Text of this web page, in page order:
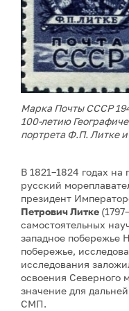
Марка Почты СССР
100-летию
портрета Ф.П. Литке
В 1821–1824 годах
русский
президент
Петрович Литке
самостоятельных
западное побережье
побережье,
исследования
освоения Северного
значение для
СМП.